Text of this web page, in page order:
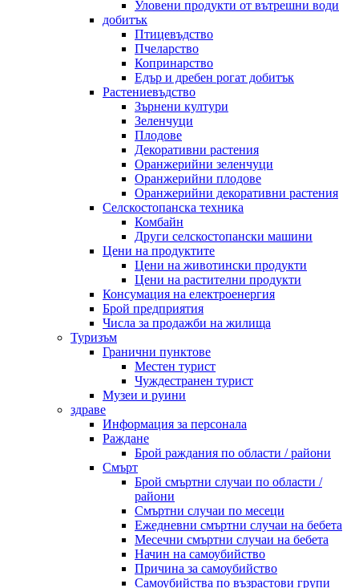
Уловени продукти от вътрешни води
добитък
Птицевъдство
Пчеларство
Копринарство
Едър и дребен рогат добитък
Растениевъдство
Зърнени култури
Зеленчуци
Плодове
Декоративни растения
Оранжерийни зеленчуци
Оранжерийни плодове
Оранжерийни декоративни растения
Селскостопанска техника
Комбайн
Други селскостопански машини
Цени на продуктите
Цени на животински продукти
Цени на растителни продукти
Консумация на електроенергия
Брой предприятия
Числа за продажби на жилища
Туризъм
Гранични пунктове
Местен турист
Чуждестранен турист
Музеи и руини
здраве
Информация за персонала
Раждане
Брой раждания по области / райони
Смърт
Брой смъртни случаи по области /
райони
Смъртни случаи по месеци
Ежедневни смъртни случаи на бебета
Месечни смъртни случаи на бебета
Начин на самоубийство
Причина за самоубийство
Самоубийства по възрастови групи